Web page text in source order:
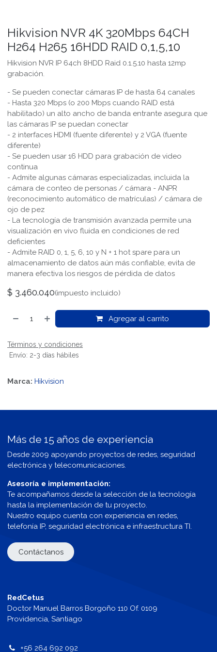
Hikvision NVR 4K 320Mbps 64CH
H264 H265 16HDD RAID 0,1,5,10
Hikvision NVR IP 64ch 8HDD Raid 0.1.5.10 hasta 12mp
grabación.
- Se pueden conectar cámaras IP de hasta 64 canales
- Hasta 320 Mbps (o 200 Mbps cuando RAID está
habilitado) un alto ancho de banda entrante asegura que
las cámaras IP se puedan conectar
- 2 interfaces HDMI (fuente diferente) y 2 VGA (fuente
diferente)
- Se pueden usar 16 HDD para grabación de video
continua
- Admite algunas cámaras especializadas, incluida la
cámara de conteo de personas / cámara - ANPR
(reconocimiento automático de matrículas) / cámara de
ojo de pez
- La tecnología de transmisión avanzada permite una
visualización en vivo fluida en condiciones de red
deficientes
- Admite RAID 0, 1, 5, 6, 10 y N + 1 hot spare para un
almacenamiento de datos aún más confiable, evita de
manera efectiva los riesgos de pérdida de datos
$ 3.460.040(impuesto incluido)
Agregar al carrito
Términos y condiciones
Envío: 2-3 días hábiles
Marca: Hikvision
Más de 15 años de experiencia
Desde 2009 apoyando proyectos de redes, seguridad
electrónica y telecomunicaciones.
Asesoría e implementación:
Te acompañamos desde la selección de la tecnología
hasta la implementación de tu proyecto.
Nuestro equipo cuenta con experiencia en redes,
telefonía IP, seguridad electrónica e infraestructura TI.
Contáctanos
RedCetus
Doctor Manuel Barros Borgoño 110 Of. 0109
Providencia, Santiago
+56 264 692 092